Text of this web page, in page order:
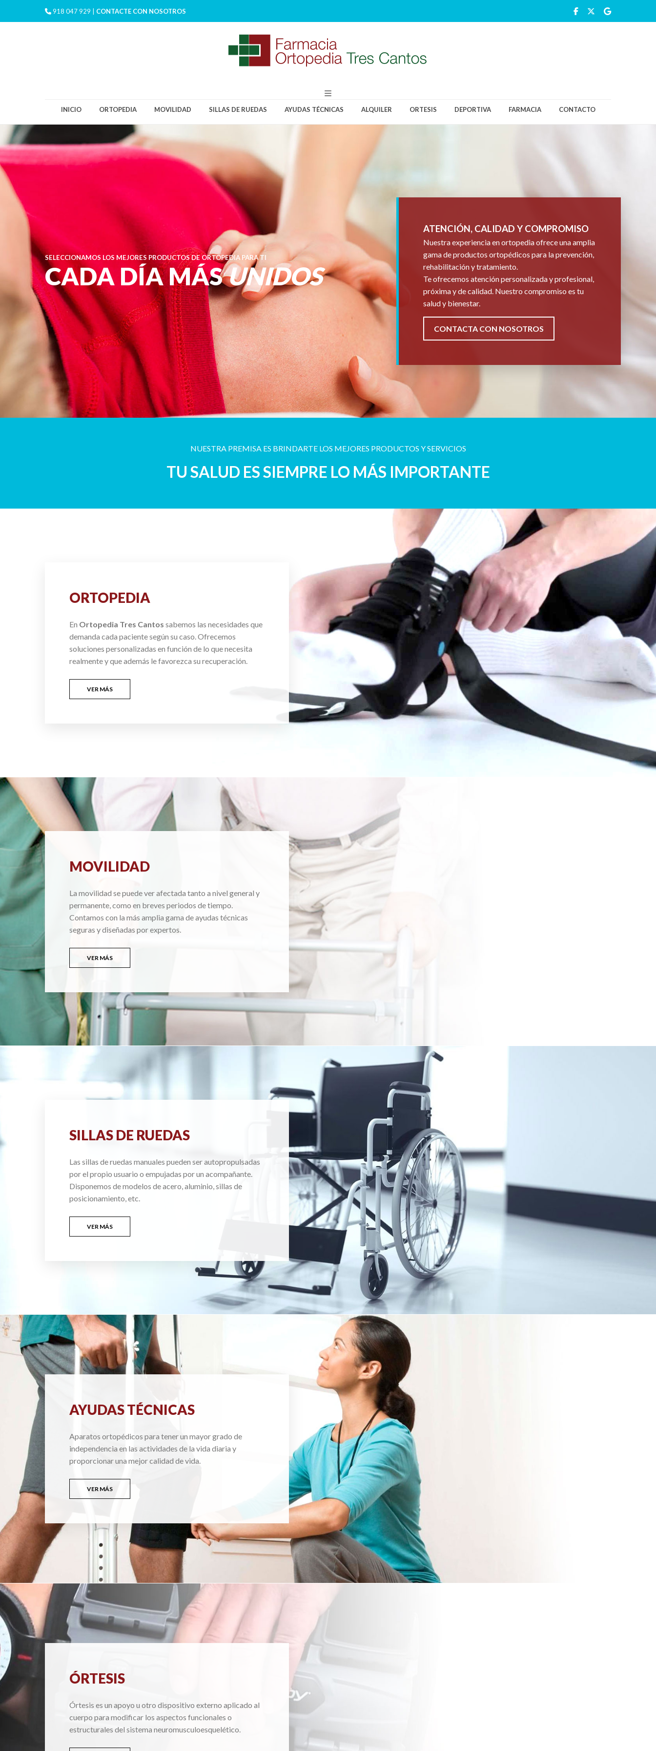
918 047 929 | CONTACTE CON NOSOTROS
INICIO ORTOPEDIA MOVILIDAD SILLAS DE RUEDAS AYUDAS TÉCNICAS ALQUILER ORTESIS DEPORTIVA FARMACIA CONTACTO
SELECCIONAMOS LOS MEJORES PRODUCTOS DE ORTOPEDIA PARA TI
CADA DÍA MÁSUNIDOS
ATENCIÓN, CALIDAD Y COMPROMISO
Nuestra experiencia en ortopedia ofrece una amplia
gama de productos ortopédicos para la prevención,
rehabilitación y tratamiento.
Te ofrecemos atención personalizada y profesional,
próxima y de calidad. Nuestro compromiso es tu
salud y bienestar.
CONTACTA CON NOSOTROS
NUESTRA PREMISA ES BRINDARTE LOS MEJORES PRODUCTOS Y SERVICIOS
TU SALUD ES SIEMPRE LO MÁS IMPORTANTE
ORTOPEDIA
En Ortopedia Tres Cantos sabemos las necesidades que
demanda cada paciente según su caso. Ofrecemos
soluciones personalizadas en función de lo que necesita
realmente y que además le favorezca su recuperación.
VER MÁS
MOVILIDAD
La movilidad se puede ver afectada tanto a nivel general y
permanente, como en breves periodos de tiempo.
Contamos con la más amplia gama de ayudas técnicas
seguras y diseñadas por expertos.
VER MÁS
SILLAS DE RUEDAS
Las sillas de ruedas manuales pueden ser autopropulsadas
por el propio usuario o empujadas por un acompañante.
Disponemos de modelos de acero, aluminio, sillas de
posicionamiento, etc.
VER MÁS
AYUDAS TÉCNICAS
Aparatos ortopédicos para tener un mayor grado de
independencia en las actividades de la vida diaria y
proporcionar una mejor calidad de vida.
VER MÁS
ÓRTESIS
Órtesis es un apoyo u otro dispositivo externo aplicado al
cuerpo para modificar los aspectos funcionales o
estructurales del sistema neuromusculoesquelético.